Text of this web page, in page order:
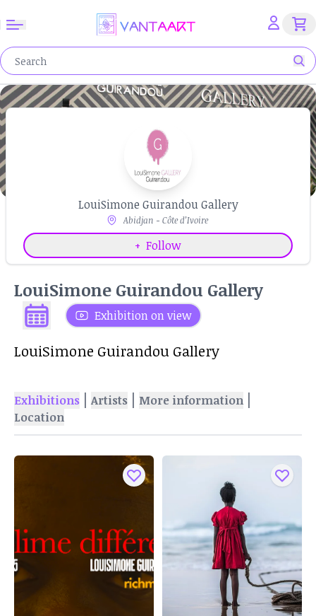
LouiSimone Guirandou Gallery
Abidjan - Côte d’Ivoire
+ Follow
LouiSimone Guirandou Gallery
Exhibition on view
LouiSimone Guirandou Gallery
Exhibitions | Artists | More information |
Location